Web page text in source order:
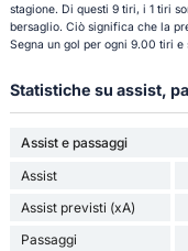
stagione. Di questi 9 tiri, i 1 tiri
bersaglio. Ciò significa che la
Segna un gol per ogni 9.00 tiri
Statistiche su assist,
Assist e passaggi
Assist
Assist previsti (xA)
Passaggi